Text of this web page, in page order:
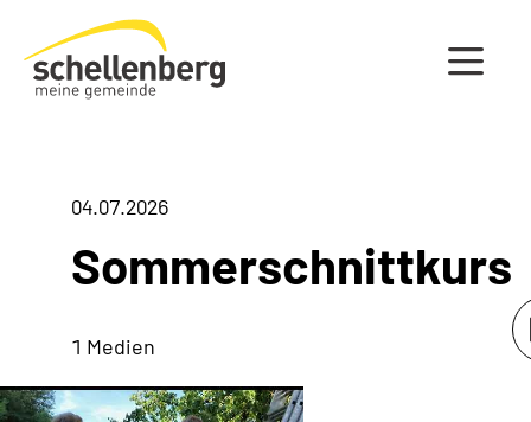
Gemeinde Schellenberg Startseite
04.07.2026
Sommerschnittkurs
1 Medien